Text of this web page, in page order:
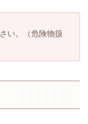
い。（危険物扱